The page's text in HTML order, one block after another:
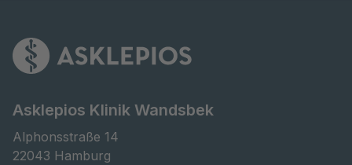
Asklepios Klinik Wandsbek
Alphonsstraße 14
22043 Hamburg